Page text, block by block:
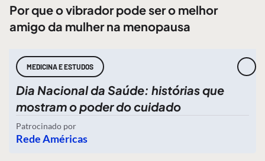
Por que o vibrador pode ser o melhor
amigo da mulher na menopausa
MEDICINA E ESTUDOS
Dia Nacional da Saúde: histórias que
mostram o poder do cuidado
Patrocinado por
Rede Américas